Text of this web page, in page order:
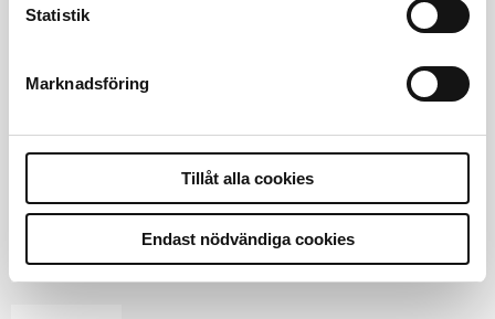
Statistik
Marknadsföring
Tillåt alla cookies
Endast nödvändiga cookies
polisaspiranter underkänns på
Jens Mårtensson:Snart 20 år i tjänst
– nu ska han lära sig grunderna